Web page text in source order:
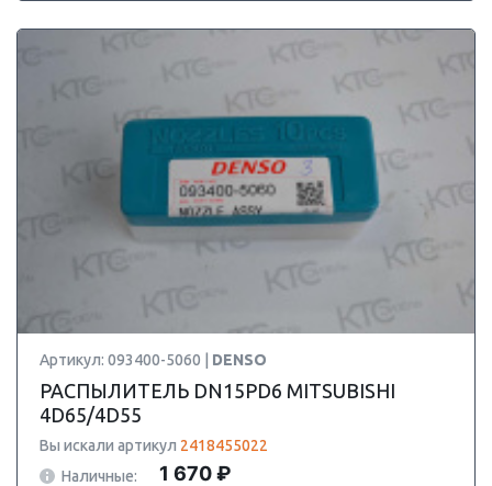
Артикул: 093400-5060 | DENSO
РАСПЫЛИТЕЛЬ DN15PD6 MITSUBISHI
4D65/4D55
Вы искали артикул 2418455022
Наличные:
1 670 ₽